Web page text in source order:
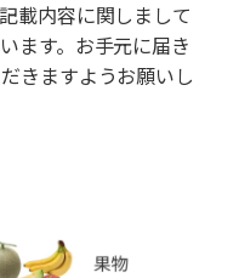
載内容に関しまして
ます。お手元に届き
きますようお願いし